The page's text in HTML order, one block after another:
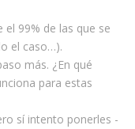
99% de las que se
el caso…).
más. ¿En qué
para estas
sí intento ponerles -